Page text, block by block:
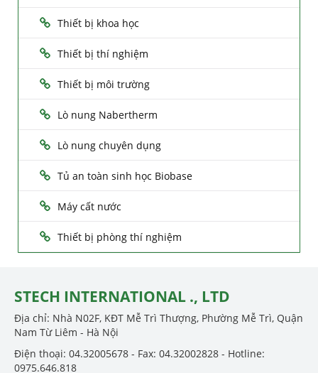
Thiết bị khoa học
Thiết bị thí nghiệm
Thiết bị môi trường
Lò nung Nabertherm
Lò nung chuyên dụng
Tủ an toàn sinh học Biobase
Máy cất nước
Thiết bị phòng thí nghiệm
STECH INTERNATIONAL ., LTD
Địa chỉ: Nhà N02F, KĐT Mễ Trì Thượng, Phường Mễ Trì, Quận
Nam Từ Liêm - Hà Nội
Điện thoại: 04.32005678 - Fax: 04.32002828 - Hotline:
0975.646.818